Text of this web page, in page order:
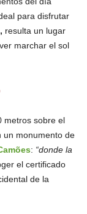
para disfrutar
resulta un lugar
marchar el sol
metros sobre el
un monumento de
: “donde la
el certificado
de la